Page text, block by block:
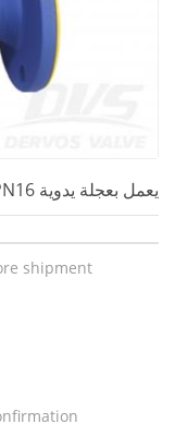
صمام كروي من الفولاذ المصبوب DN65 PN16 يعمل بعجلة يدوية
shipment